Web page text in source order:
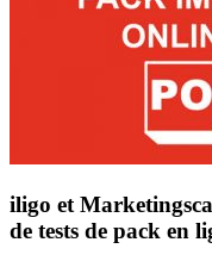
iligo et
de tests de pack en